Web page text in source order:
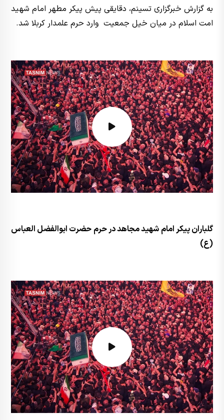
به گزارش خبرگزاری تسینم، دقایقی پیش پیکر مطهر امام شهید
امت اسلام در میان خیل جمعیت وارد حرم علمدار کربلا شد.
گلباران پیکر امام شهید مجاهد در حرم حضرت ابوالفضل العباس
(ع)